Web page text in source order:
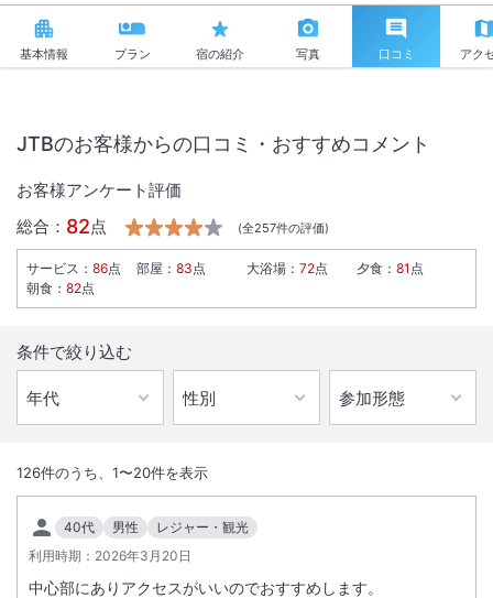
基本情報 プラン 宿の紹介 写真 口コミ アク
みずほＰａｙＰａｙドーム福岡に隣接するアーバンリゾートホテル。客
室からは博多湾や福岡市内を一望できます。「都市景観１００選」に選
ばれたシーサイドももち地区に位置し、海まで徒歩３分。都会にいなが
JTBのお客様からの口コミ・おすすめコメント
お客様アンケート評価
総合： 82点 (全257件の評価)
サービス ： 86点 部屋 ： 83点 大浴場 ： 72点 夕食 ： 81 点
朝食 ： 82点
条件で絞り込む
126件のうち、 1〜20件を表示
40代 男性
レジャー・観光
利用時期： 2026年3月20日
中心部にありアクセスがいいのでおすすめします。